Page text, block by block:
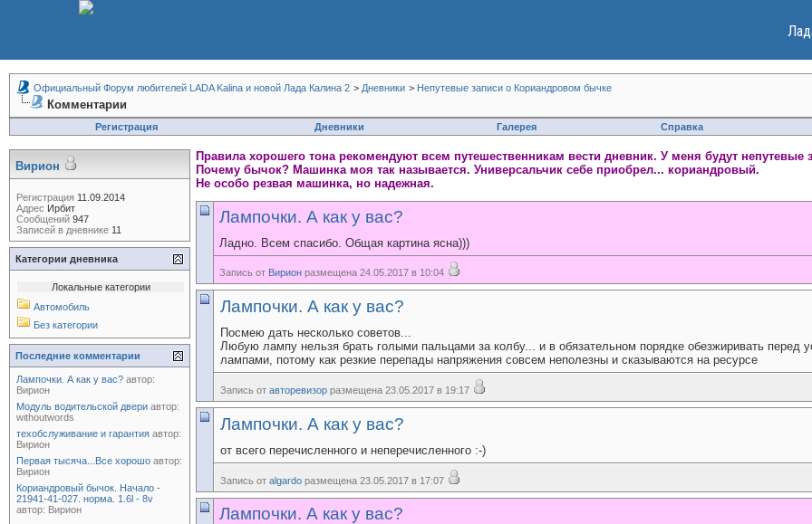
Официальный Форум любителей LADA Kalina и новой Лада Калина 2 > Дневники > Непутевые записи о Кориандровом бычке
Комментарии
Регистрация Дневники Галерея Справка
Правила хорошего тона рекомендуют всем путешественникам вести дневник. У меня будут непутевые
Почему бычок? Машинка моя так называется. Универсальчик себе приобрел... кориандровый.
Не особо резвая машинка, но надежная.
Лампочки. А как у вас?
Ладно. Всем спасибо. Общая картина ясна)))
Запись от Вирион размещена 24.05.2017 в 10:04
Лампочки. А как у вас?
Посмею дать несколько советов...
Любую лампу нельзя брать голыми пальцами за колбу... и в обязательном порядке обезжиривать перед
лампами, потому как резкие перепады напряжения совсем неполезны и сказываются на ресурсе
Запись от авторевизор размещена 23.05.2017 в 19:17
Лампочки. А как у вас?
от всего перечисленного и неперечисленного :-)
Запись от algardo размещена 23.05.2017 в 17:07
Лампочки. А как у вас?
Вирион
Регистрация 11.09.2014
Адрес Ирбит
Сообщений 947
Записей в дневнике 11
Категории дневника
Локальные категории
Автомобиль
Без категории
Последние комментарии
Лампочки. А как у вас? автор:
Вирион
Модуль водительской двери автор:
withoutwords
техобслуживание и гарантия автор:
Вирион
Первая тысяча...Все хорошо автор:
Вирион
Кориандровый бычок. Начало -
21941-41-027. норма. 1.6l - 8v
автор: Вирион